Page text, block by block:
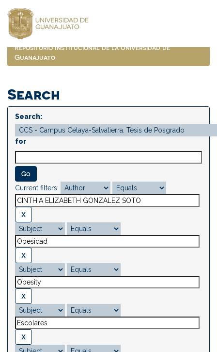
navigation
Repositorio Institucional de la Universidad de
Guanajuato
Search
Search:
for
Current filters: